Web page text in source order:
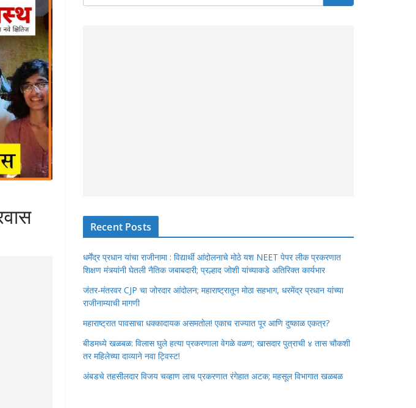
Recent Posts
धर्मेंद्र प्रधान यांचा राजीनामा : विद्यार्थी आंदोलनाचे मोठे यश NEET पेपर लीक प्रकरणात
शिक्षण मंत्र्यांनी घेतली नैतिक जबाबदारी; प्रल्हाद जोशी यांच्याकडे अतिरिक्त कार्यभार
जंतर-मंतरवर CJP चा जोरदार आंदोलन; महाराष्ट्रातून मोठा सहभाग, धरमेंद्र प्रधान यांच्या
राजीनाम्याची मागणी
महाराष्ट्रात पावसाचा धक्कादायक असमतोल! एकाच राज्यात पूर आणि दुष्काळ एकत्र?
बीडमध्ये खळबळ: विलास घुले हत्या प्रकरणाला वेगळे वळण; खासदार पुत्राची ४ तास चौकशी
तर महिलेच्या दाव्याने नवा ट्विस्ट!
अंबडचे तहसीलदार विजय चव्हाण लाच प्रकरणात रंगेहात अटक; महसूल विभागात खळबळ